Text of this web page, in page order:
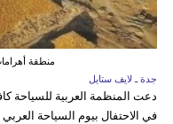
منطقة
جدة ـ لايف ستايل
دعت المنظمة العربية للسياحة